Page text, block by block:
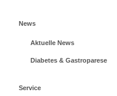
News
Aktuelle News
Diabetes & Gastroparese
Service